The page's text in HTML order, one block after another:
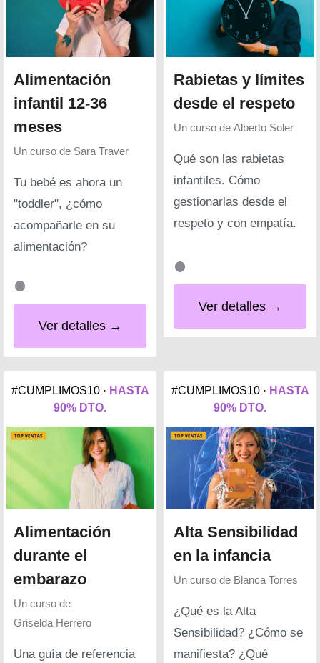
Alimentación
infantil 12-36
meses
Un curso de Sara Traver
Tu bebé es ahora un
"toddler", ¿cómo
acompañarle en su
alimentación?
Ver detalles →
Rabietas y límites
desde el respeto
Un curso de Alberto Soler
Qué son las rabietas
infantiles. Cómo
gestionarlas desde el
respeto y con empatía.
Ver detalles →
#CUMPLIMOS10 · HASTA
90% DTO.
Alimentación
durante el
embarazo
Un curso de
Griselda Herrero
Una guía de referencia
#CUMPLIMOS10 · HASTA
90% DTO.
Alta Sensibilidad
en la infancia
Un curso de Blanca Torres
¿Qué es la Alta
Sensibilidad? ¿Cómo se
manifiesta? ¿Qué